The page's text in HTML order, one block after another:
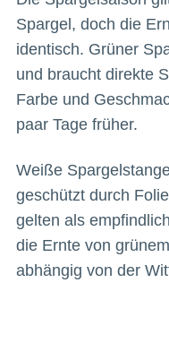
Spargel, doch die
identisch. Grüner
und braucht direkte
Farbe und
paar Tage früher.
Weiße
geschützt durch
gelten als
die Ernte von
abhängig von der